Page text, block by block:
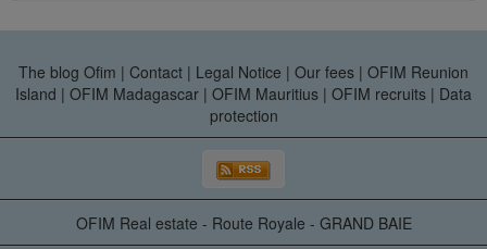
The blog Ofim | Contact | Legal Notice | Our fees | OFIM Reunion
Island | OFIM Madagascar | OFIM Mauritius | OFIM recruits | Data
protection
OFIM Real estate - Route Royale - GRAND BAIE